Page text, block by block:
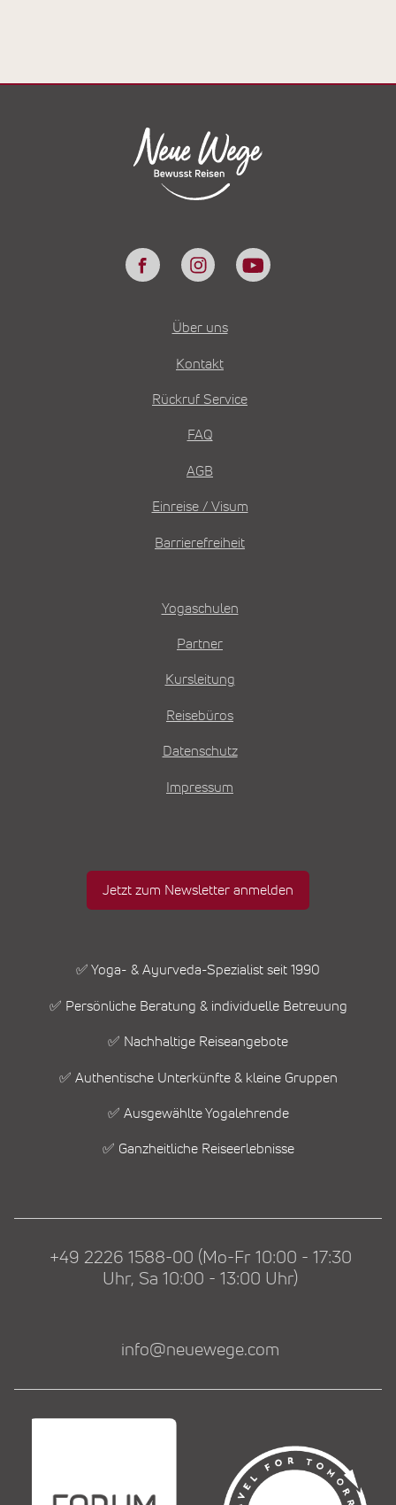
Über uns
Kontakt
Rückruf Service
FAQ
AGB
Einreise / Visum
Barrierefreiheit
Yogaschulen
Partner
Kursleitung
Reisebüros
Datenschutz
Impressum
Jetzt zum Newsletter anmelden
✅ Yoga- & Ayurveda-Spezialist seit 1990
✅ Persönliche Beratung & individuelle Betreuung
✅ Nachhaltige Reiseangebote
✅ Authentische Unterkünfte & kleine Gruppen
✅ Ausgewählte Yogalehrende
✅ Ganzheitliche Reiseerlebnisse
+49 2226 1588-00 (Mo-Fr 10:00 - 17:30
Uhr, Sa 10:00 - 13:00 Uhr)
info@neuewege.com